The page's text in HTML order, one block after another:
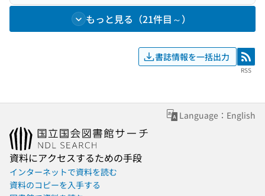
もっと見る（21件目～）
書誌情報を一括出力 RSS
RSS
Language：English
資料にアクセスするための手段
インターネットで資料を読む
資料のコピーを入手する